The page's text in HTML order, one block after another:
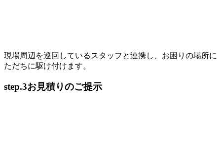
現場周辺を巡回しているスタッフと連携し、お困りの場所に
ただちに駆け付けます。
step.3お見積りのご提示